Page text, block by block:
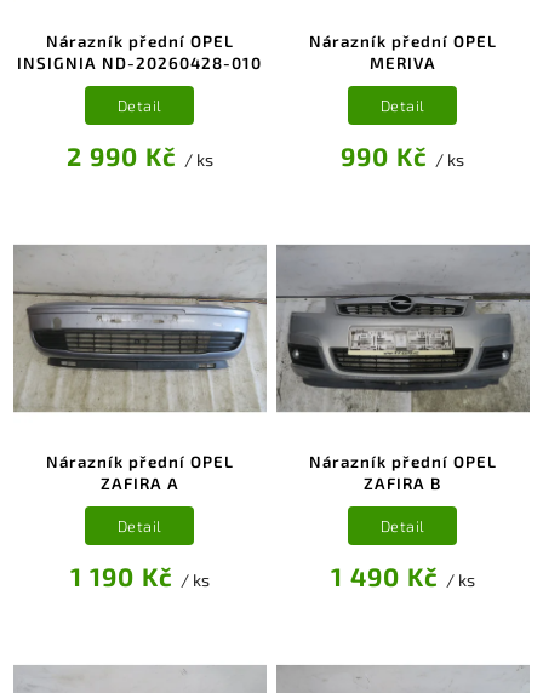
Nárazník přední OPEL
INSIGNIA ND-20260428-010
2 990 Kč / ks
Detail
Nárazník přední OPEL
MERIVA
990 Kč / ks
Detail
Nárazník přední OPEL
ZAFIRA A
1 190 Kč / ks
Detail
Nárazník přední OPEL
ZAFIRA B
1 490 Kč / ks
Detail